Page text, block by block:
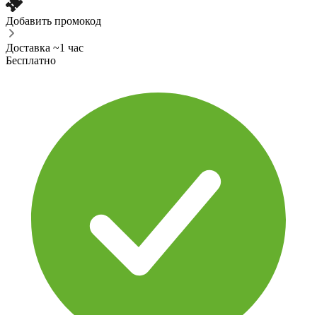
Добавить промокод
Доставка ~1 час
Бесплатно